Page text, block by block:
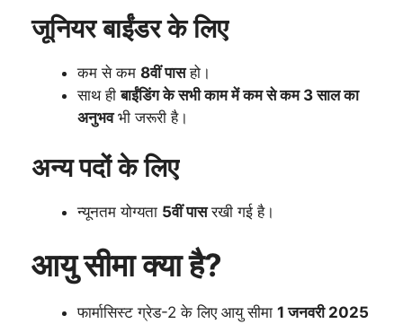
जूनियर बाईंडर के लिए
कम से कम 8वीं पासहो।
साथ हीबाईंडिंग के सभी काम में कम से कम 3 साल का
अनुभवभी जरूरी है।
अन्य पदों के लिए
न्यूनतम योग्यता 5वीं पासरखी गई है।
आयु सीमा क्या है?
फार्मासिस्ट ग्रेड-2 के लिए आयु सीमा 1 जनवरी 2025